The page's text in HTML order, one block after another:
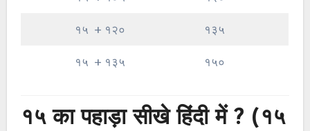
१५ + १२० १३५
१५ + १३५ १५०
१५ का पहाड़ा सीखे हिंदी में ? (१५